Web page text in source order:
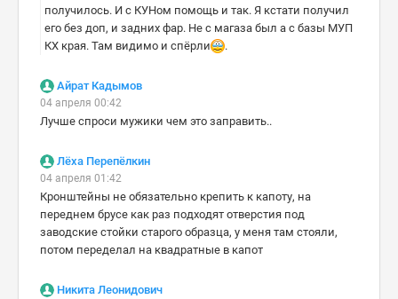
получилось. И с КУНом помощь и так. Я кстати получил
его без доп, и задних фар. Не с магаза был а с базы МУП
КХ края. Там видимо и спëрли
.
Айрат Кадымов
04 апреля 00:42
Лучше спроси мужики чем это заправить..
Лёха Перепёлкин
04 апреля 01:42
Кронштейны не обязательно крепить к капоту, на
переднем брусе как раз подходят отверстия под
заводские стойки старого образца, у меня там стояли,
потом переделал на квадратные в капот
Никита Леонидович